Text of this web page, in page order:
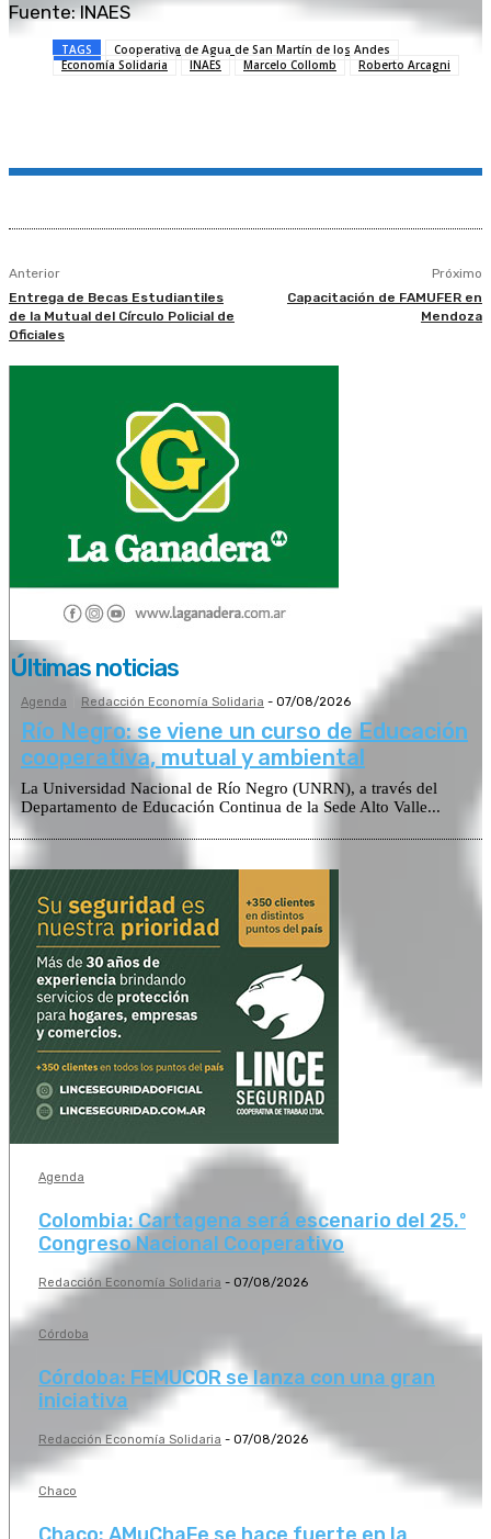
Fuente: INAES
TAGS
Cooperativa de Agua de San Martín de los Andes
Economía Solidaria
INAES Marcelo Collomb Roberto Arcagni
Anterior
Entrega de Becas Estudiantiles
de la Mutual del Círculo Policial de
Oficiales
Próximo
Capacitación de FAMUFER en
Mendoza
Últimas noticias
Agenda Redacción Economía Solidaria - 07/08/2026
Río Negro: se viene un curso de Educación
cooperativa, mutual y ambiental
La Universidad Nacional de Río Negro (UNRN), a través del
Departamento de Educación Continua de la Sede Alto Valle...
Agenda
Colombia: Cartagena será escenario del 25.º
Congreso Nacional Cooperativo
Redacción Economía Solidaria - 07/08/2026
Córdoba
Córdoba: FEMUCOR se lanza con una gran
iniciativa
Redacción Economía Solidaria - 07/08/2026
Chaco